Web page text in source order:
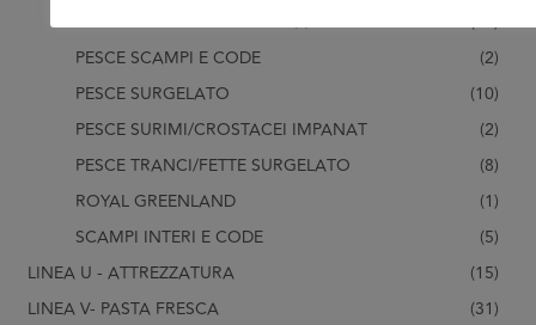
PESCE MOLLUSCHI SURGELATI
(39)
PESCE SCAMPI E CODE
(2)
PESCE SURGELATO
(10)
PESCE SURIMI/CROSTACEI IMPANAT
(2)
PESCE TRANCI/FETTE SURGELATO
(8)
ROYAL GREENLAND
(1)
SCAMPI INTERI E CODE
(5)
LINEA U - ATTREZZATURA
(15)
LINEA V- PASTA FRESCA
(31)